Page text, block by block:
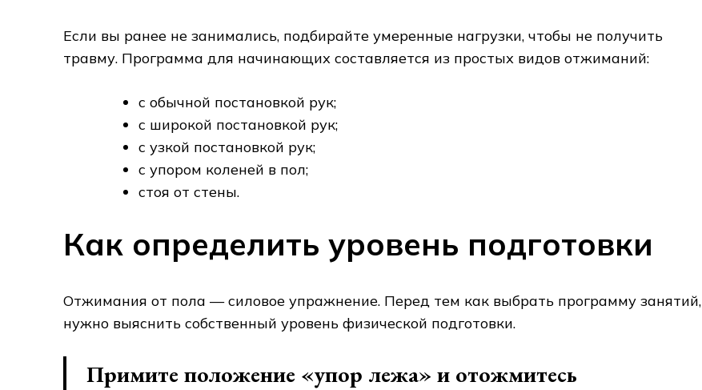
Если вы ранее не занимались, подбирайте умеренные нагрузки, чтобы не получить
травму. Программа для начинающих составляется из простых видов отжиманий:
с обычной постановкой рук;
с широкой постановкой рук;
с узкой постановкой рук;
с упором коленей в пол;
стоя от стены.
Как определить уровень подготовки
Отжимания от пола — силовое упражнение. Перед тем как выбрать программу занятий,
нужно выяснить собственный уровень физической подготовки.
Примите положение «упор лежа» и отожмитесь